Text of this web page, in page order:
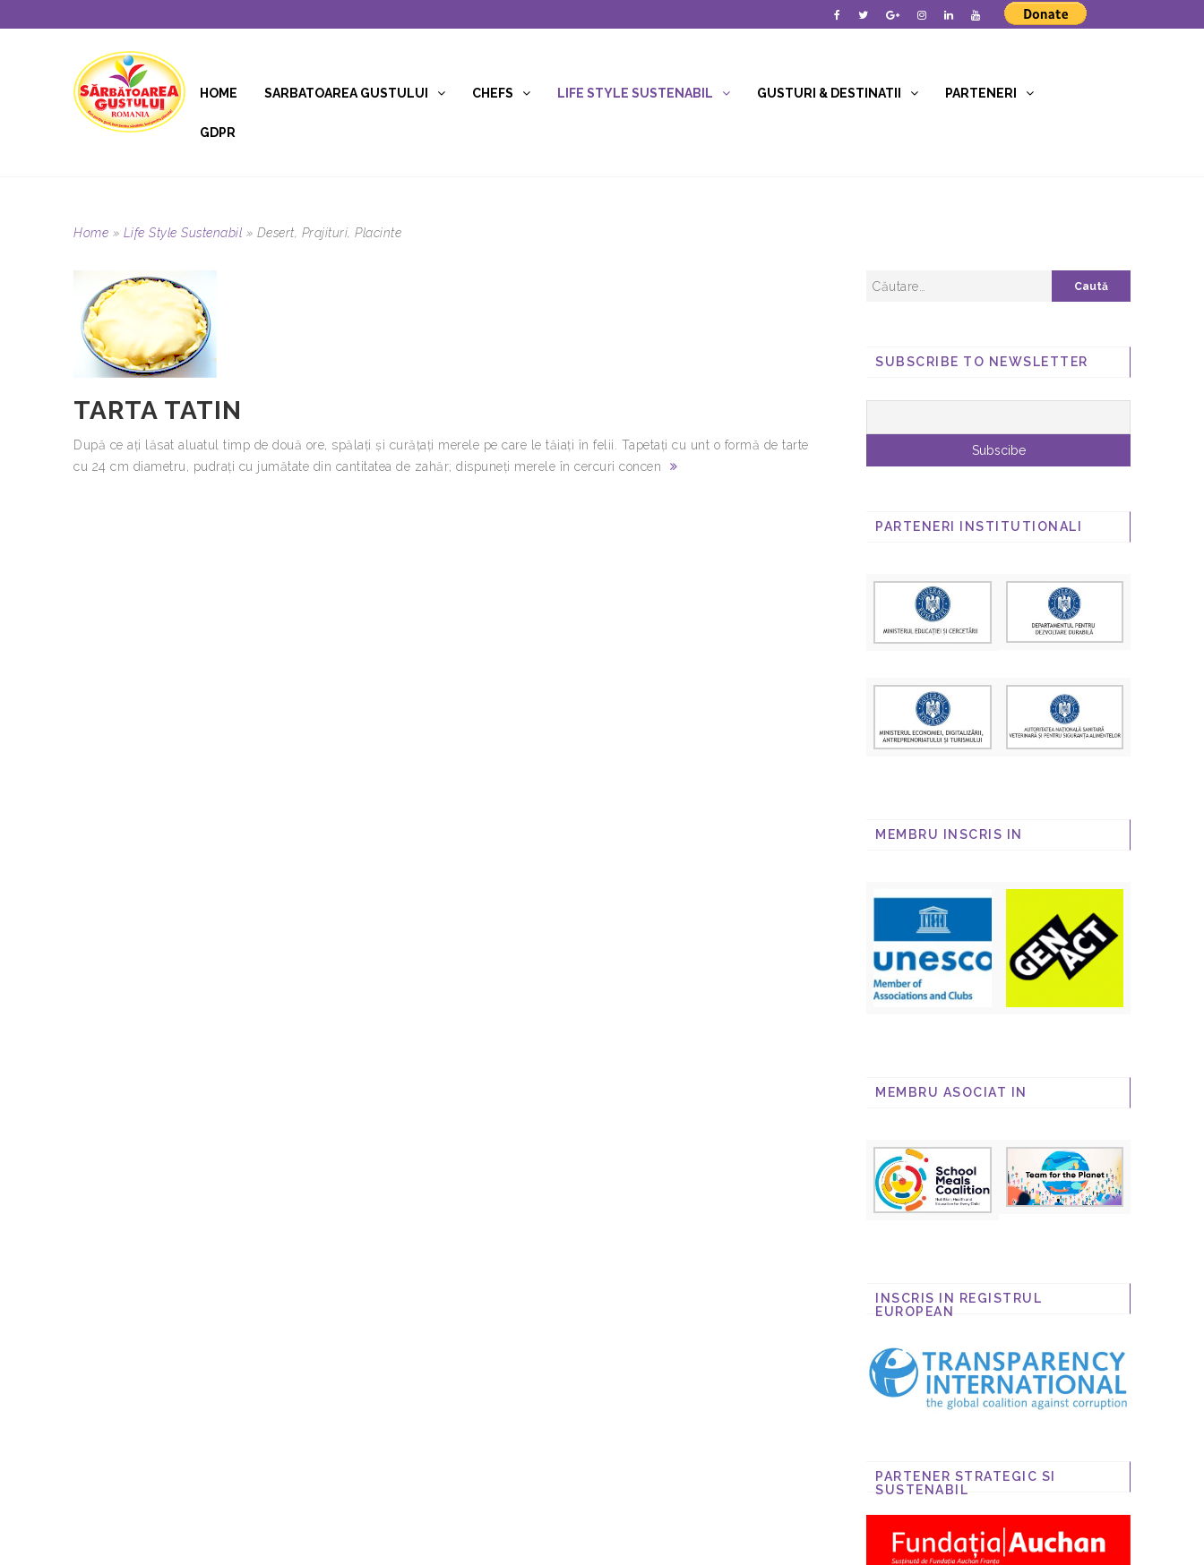
HOME SARBATOAREA GUSTULUI CHEFS LIFE STYLE SUSTENABIL GUSTURI & DESTINATII PARTENERI
GDPR
Home » Life Style Sustenabil » Desert, Prajituri, Placinte
TARTA TATIN
După ce aţi lăsat aluatul timp de două ore, spălaţi şi curăţaţi merele pe care le tăiaţi în felii. Tapetaţi cu unt o formă de tarte
cu 24 cm diametru, pudraţi cu jumătate din cantitatea de zahăr; dispuneţi merele în cercuri concen
SUBSCRIBE TO NEWSLETTER
PARTENERI INSTITUTIONALI
MEMBRU INSCRIS IN
MEMBRU ASOCIAT IN
INSCRIS IN REGISTRUL
EUROPEAN
PARTENER STRATEGIC SI
SUSTENABIL